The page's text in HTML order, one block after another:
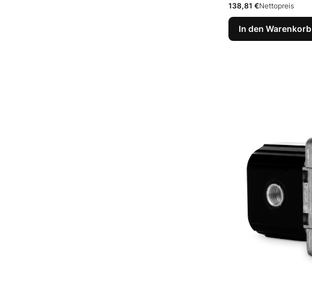
Preis
138,81 €Nettopreis
In den Warenkorb